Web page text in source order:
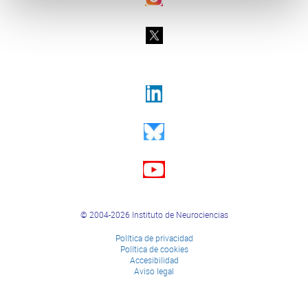
© 2004-2026 Instituto de Neurociencias
Política de privacidad
Política de cookies
Accesibilidad
Aviso legal